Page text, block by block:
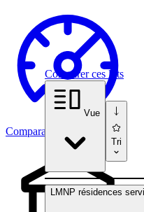
Comparateur
Comparer ces lots
Vue
Tri
LMNP résidences